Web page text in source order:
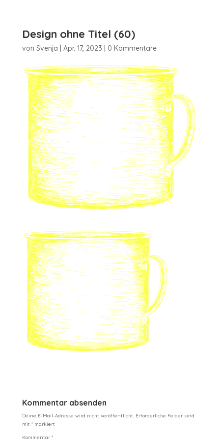
Design ohne Titel (60)
von Svenja Apr. 17, 2023 0 Kommentare
Kommentar absenden
Deine E-Mail-Adresse wird nicht veröffentlicht. Erforderliche Felder sind
mit *markiert
Kommentar *